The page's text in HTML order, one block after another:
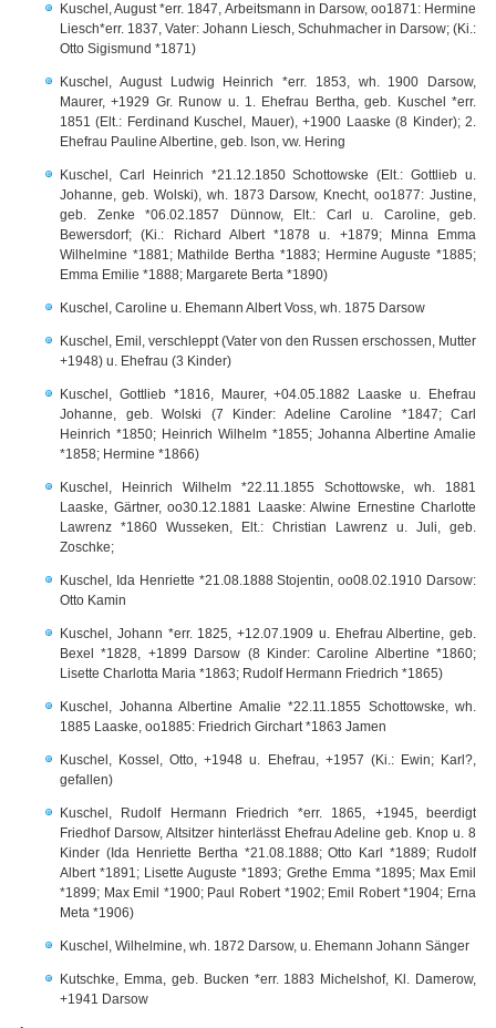
Kuschel, August *err. 1847, Arbeitsmann in Darsow, oo1871: Hermine
Liesch*err. 1837, Vater: Johann Liesch, Schuhmacher in Darsow; (Ki.:
Otto Sigismund *1871)
Kuschel, August Ludwig Heinrich *err. 1853, wh. 1900 Darsow,
Maurer, +1929 Gr. Runow u. 1. Ehefrau Bertha, geb. Kuschel *err.
1851 (Elt.: Ferdinand Kuschel, Mauer), +1900 Laaske (8 Kinder); 2.
Ehefrau Pauline Albertine, geb. Ison, vw. Hering
Kuschel, Carl Heinrich *21.12.1850 Schottowske (Elt.: Gottlieb u.
Johanne, geb. Wolski), wh. 1873 Darsow, Knecht, oo1877: Justine,
geb. Zenke *06.02.1857 Dünnow, Elt.: Carl u. Caroline, geb.
Bewersdorf; (Ki.: Richard Albert *1878 u. +1879; Minna Emma
Wilhelmine *1881; Mathilde Bertha *1883; Hermine Auguste *1885;
Emma Emilie *1888; Margarete Berta *1890)
Kuschel, Caroline u. Ehemann Albert Voss, wh. 1875 Darsow
Kuschel, Emil, verschleppt (Vater von den Russen erschossen, Mutter
+1948) u. Ehefrau (3 Kinder)
Kuschel, Gottlieb *1816, Maurer, +04.05.1882 Laaske u. Ehefrau
Johanne, geb. Wolski (7 Kinder: Adeline Caroline *1847; Carl
Heinrich *1850; Heinrich Wilhelm *1855; Johanna Albertine Amalie
*1858; Hermine *1866)
Kuschel, Heinrich Wilhelm *22.11.1855 Schottowske, wh. 1881
Laaske, Gärtner, oo30.12.1881 Laaske: Alwine Ernestine Charlotte
Lawrenz *1860 Wusseken, Elt.: Christian Lawrenz u. Juli, geb.
Zoschke;
Kuschel, Ida Henriette *21.08.1888 Stojentin, oo08.02.1910 Darsow:
Otto Kamin
Kuschel, Johann *err. 1825, +12.07.1909 u. Ehefrau Albertine, geb.
Bexel *1828, +1899 Darsow (8 Kinder: Caroline Albertine *1860;
Lisette Charlotta Maria *1863; Rudolf Hermann Friedrich *1865)
Kuschel, Johanna Albertine Amalie *22.11.1855 Schottowske, wh.
1885 Laaske, oo1885: Friedrich Girchart *1863 Jamen
Kuschel, Kossel, Otto, +1948 u. Ehefrau, +1957 (Ki.: Ewin; Karl?,
gefallen)
Kuschel, Rudolf Hermann Friedrich *err. 1865, +1945, beerdigt
Friedhof Darsow, Altsitzer hinterlässt Ehefrau Adeline geb. Knop u. 8
Kinder (Ida Henriette Bertha *21.08.1888; Otto Karl *1889; Rudolf
Albert *1891; Lisette Auguste *1893; Grethe Emma *1895; Max Emil
*1899; Max Emil *1900; Paul Robert *1902; Emil Robert *1904; Erna
Meta *1906)
Kuschel, Wilhelmine, wh. 1872 Darsow, u. Ehemann Johann Sänger
Kutschke, Emma, geb. Bucken *err. 1883 Michelshof, Kl. Damerow,
+1941 Darsow